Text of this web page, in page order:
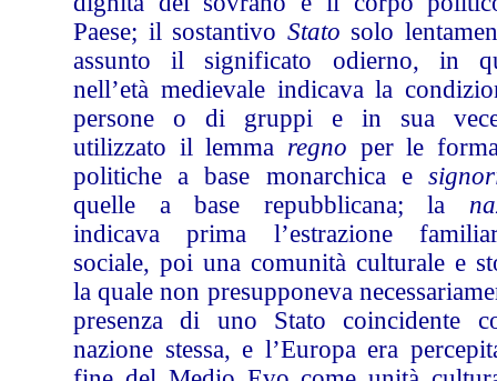
Paese; il sostantivo Stato solo
assunto il significato odierno, in
nell’età medievale indicava la
persone o di gruppi e in sua
utilizzato il lemma regno per le
politiche a base monarchica e
quelle a base repubblicana; la
indicava prima l’estrazione
sociale, poi una comunità culturale e
la quale non presupponeva
presenza di uno Stato coincidente
nazione stessa, e l’Europa era